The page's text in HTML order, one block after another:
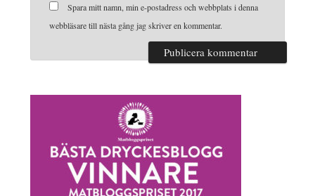
Spara mitt namn, min e-postadress och webbplats i denna
webbläsare till nästa gång jag skriver en kommentar.